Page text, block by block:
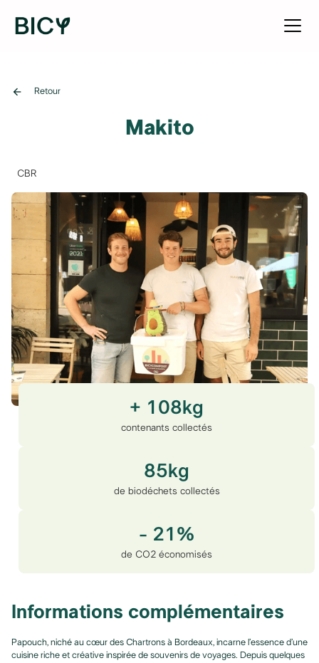
arrow_back Retour
Makito
CBR
+ 108kg
contenants collectés
85kg
de biodéchets collectés
- 21%
de CO2 économisés
Informations complémentaires
Papouch, niché au cœur des Chartrons à Bordeaux, incarne l’essence d’une
cuisine riche et créative inspirée de souvenirs de voyages. Depuis quelques